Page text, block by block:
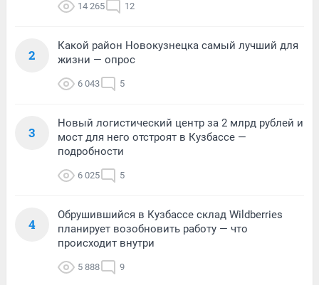
14 265 12
2
Какой район Новокузнецка самый лучший для
жизни — опрос
6 043 5
3
Новый логистический центр за 2 млрд рублей и
мост для него отстроят в Кузбассе —
подробности
6 025 5
4
Обрушившийся в Кузбассе склад Wildberries
планирует возобновить работу — что
происходит внутри
5 888 9